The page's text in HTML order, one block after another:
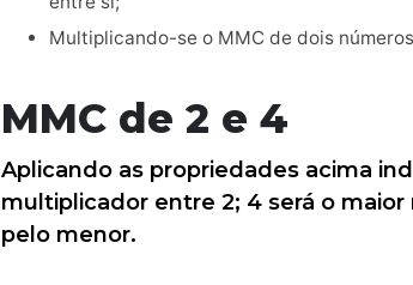
Multiplicando-se o MMC de dois
MMC de 2 e 4
Aplicando as propriedades acima
multiplicador entre 2; 4 será o
pelo menor.